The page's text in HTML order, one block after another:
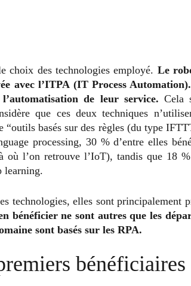
choix des technologies employé. Le
avec l’ITPA (IT Process
de leur service. Cela
que ces deux techniques
“outils basés sur des règles (du type
processing, 30 % d’entre elles
où l’on retrouve l’IoT), tandis que 18
learning.
technologies, elles sont principalement
bénéficier ne sont autres que les
sont basés sur les RPA.
bénéficiaires